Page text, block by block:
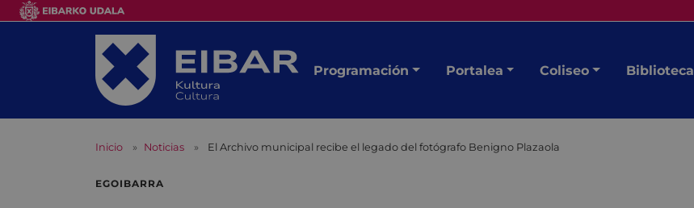
Programación Portalea Coliseo Biblioteca
Inicio Noticias El Archivo municipal recibe el legado del fotógrafo Benigno Plazaola
EGOIBARRA